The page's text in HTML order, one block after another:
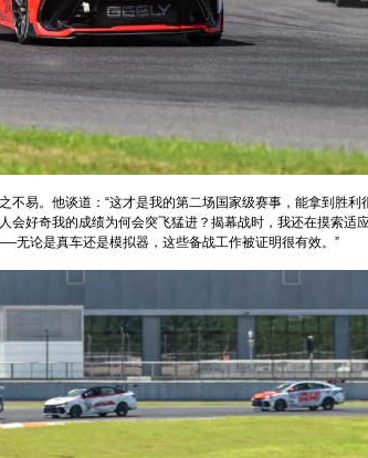
不易。他谈道：“这才是我的第二场国家级赛事，能拿到胜
会好奇我的成绩为何会突飞猛进？揭幕战时，我还在摸索适
论是真车还是模拟器，这些备战工作被证明很有效。”